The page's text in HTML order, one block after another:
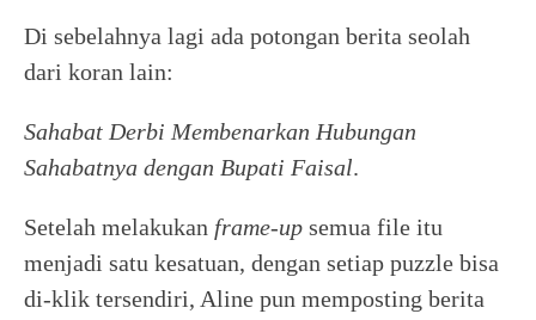
Di sebelahnya lagi ada potongan berita seolah
dari koran lain:
Sahabat Derbi Membenarkan Hubungan
Sahabatnya dengan Bupati Faisal.
Setelah melakukan frame-up semua file itu
menjadi satu kesatuan, dengan setiap puzzle bisa
di-klik tersendiri, Aline pun memposting berita